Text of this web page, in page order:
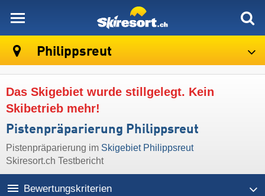
Philippsreut
Das Skigebiet wurde stillgelegt. Kein
Skibetrieb mehr!
Pistenpräparierung Philippsreut
Pistenpräparierung im Skigebiet Philippsreut
Skiresort.ch Testbericht
Bewertungskriterien